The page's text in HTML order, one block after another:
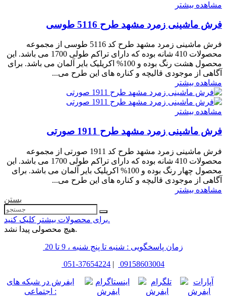
مشاهده بیشتر
فرش ماشینی زمرد مشهد طرح 5116 طوسی
فرش ماشینی زمرد مشهد طرح کد 5116 طوسی از مجموعه
محصولات 410 شانه بوده که دارای تراکم طولی 1700 می باشد. این
محصول هشت رنگ بوده و 100% اکریلیک بایر آلمان می باشد. برای
آگاهی از موجودی قالیچه و کناره های این طرح می...
مشاهده بیشتر
مشاهده بیشتر
فرش ماشینی زمرد مشهد طرح 1911 صورتی
فرش ماشینی زمرد مشهد طرح کد 1911 صورتی از مجموعه
محصولات 410 شانه بوده که دارای تراکم طولی 1700 می باشد. این
محصول چهار رنگ بوده و 100% اکریلیک بایر آلمان می باشد. برای
آگاهی از موجودی قالیچه و کناره های این طرح می...
مشاهده بیشتر
بستن
برای محصولات بیشتر کلیک کنید.
هیچ محصولی پیدا نشد.
زمان پاسخگویی : شنبه تا پنج شنبه ، 9 تا 20
051-37654224 | 09158603004
ایفرش در شبکه های
اجتماعی :